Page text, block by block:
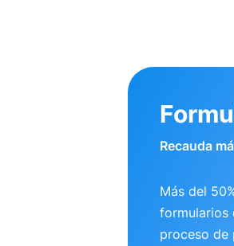
Recauda
Más del
formularios
proceso de